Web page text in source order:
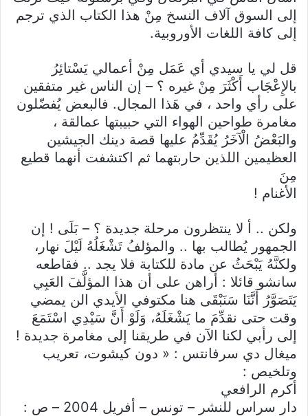
إلى السوق آلاف النسخ مِنْ هذا الكتاب الذي ترجم
إلى كافة اللغات الأوروبية.
قل لي يا سيدي أي عَمَل مِنْ أعمالي يَسْتائِرُ
بالإِعْجَاب أَكْثَرَ مِنْ غيره ؟ – إن الناس غير متفقين
على رأي واحد ، في هَذا المجال. فالبعض يُفضّلون
مغامرة طواحين الهواء التي حبيبتها عمالقة ،
والبَعْضُ الْآخَرُ يُقَدِّمُ عليها قصة دينك الجيشين
العظيمين اللذين حاربتهما ثم اكتشفت أنهما قطيع
مِنَ
الأغنام !
ولكن .. أ لا ينتظرون مرحلة جديدة ؟ – بَلَى ! إن
الجمهور يُطالب بها .. والمؤلفُ تَشْغَلُهُ لَيْلَ نهار،
ولكنَّهُ يَبْحَثُ عن مادة للكتابة فلا يجد .. فقاطعه
سانشو قائلا : أراهن على أن هذا المؤلَّفَ العَبِي
يَتَصَوَّرُ أَنَّنَا سَنَبْقَى هنا مكتوفي الأيدي الن يمضي
وقت حتى نقدِّمَ ما يَشْغَلَهُ، وَلَوْ أَنَّ سَيْدِي اسْتَمَعَ
إلى رأبي لكنا الآن في طريقنا إلى مغامرة جديدة !
ميغال دي سرفانتس : « دون کیشوت، تعريب
وتلخيص :
أكرم الرافعي
دار سراس للنشر – تونس – أفريل 2004 – ص :